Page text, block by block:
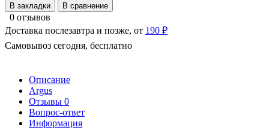
В закладки
В сравнение
0 отзывов
Доставка послезавтра и позже, от 190 ₽
Самовывоз сегодня, бесплатно
Описание
Argus
Отзывы 0
Вопрос-ответ
Информация